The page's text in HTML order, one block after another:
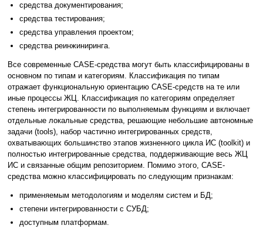
средства документирования;
средства тестирования;
средства управления проектом;
средства реинжиниринга.
Все современные CASE-средства могут быть классифицированы в
основном по типам и категориям. Классификация по типам
отражает функциональную ориентацию CASE-средств на те или
иные процессы ЖЦ. Классификация по категориям определяет
степень интегрированности по выполняемым функциям и включает
отдельные локальные средства, решающие небольшие автономные
задачи (tools), набор частично интегрированных средств,
охватывающих большинство этапов жизненного цикла ИС (toolkit) и
полностью интегрированные средства, поддерживающие весь ЖЦ
ИС и связанные общим репозиторием. Помимо этого, CASE-
средства можно классифицировать по следующим признакам:
применяемым методологиям и моделям систем и БД;
степени интегрированности с СУБД;
доступным платформам.